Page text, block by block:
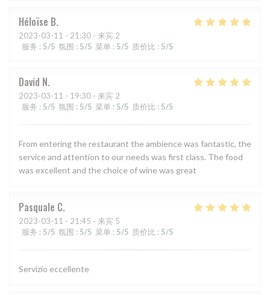
Héloïse B
2023-03-11 - 21:30 - 来宾 2
服务 : 5/5 氛围 : 5/5 菜单 : 5/5 质价比 : 5/5
David N
2023-03-11 - 19:30 - 来宾 2
服务 : 5/5 氛围 : 5/5 菜单 : 5/5 质价比 : 5/5
From entering the restaurant the ambience was fantastic, the
service and attention to our needs was first class. The food
was excellent and the choice of wine was great
Pasquale C
2023-03-11 - 21:45 - 来宾 5
服务 : 5/5 氛围 : 5/5 菜单 : 5/5 质价比 : 5/5
Servizio eccellente